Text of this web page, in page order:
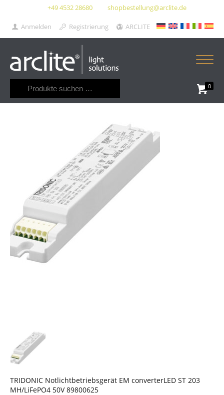
+49 4532 28680 shopbestellung@arclite.de
Anmelden Registrierung ARCLITE
0
TRIDONIC Notlichtbetriebsgerät EM converterLED ST 203
MH/LiFePO4 50V 89800625